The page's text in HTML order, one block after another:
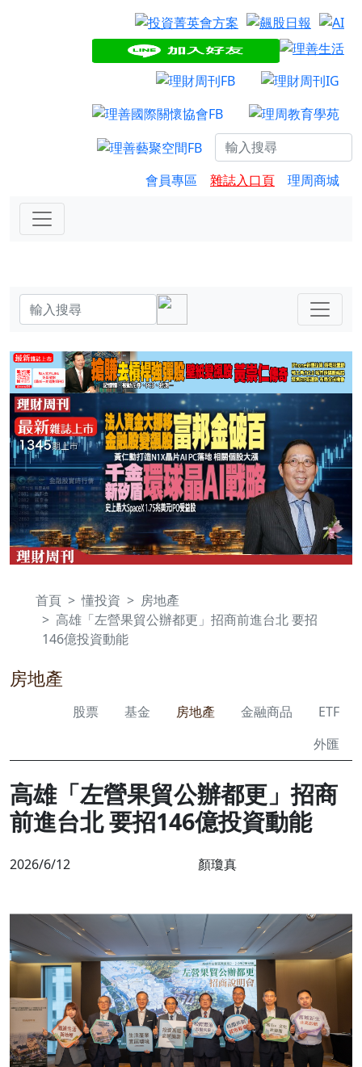
會員專區 雜誌入口頁 理周商城
首頁 懂投資
房地產
高雄「左營果貿公辦都更」招商前進台北 要招
146億投資動能
房地產
股票 基金 房地產 金融商品
ETF
外匯
高雄「左營果貿公辦都更」招商
前進台北 要招146億投資動能
2026/6/12 顏瓊真